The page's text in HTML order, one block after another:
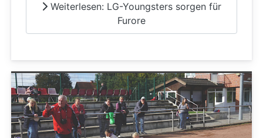
Weiterlesen: LG-Youngsters sorgen für
Furore